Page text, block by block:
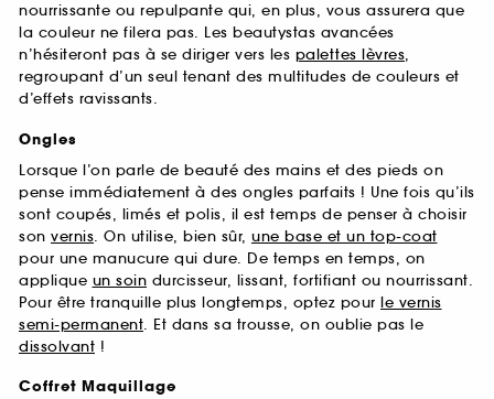
nourrissante ou repulpante qui, en plus, vous assurera que
la couleur ne filera pas. Les beautystas avancées
n’hésiteront pas à se diriger vers les palettes lèvres,
regroupant d’un seul tenant des multitudes de couleurs et
d’effets ravissants.
Ongles
Lorsque l’on parle de beauté des mains et des pieds on
pense immédiatement à des ongles parfaits ! Une fois qu’ils
sont coupés, limés et polis, il est temps de penser à choisir
son vernis. On utilise, bien sûr, une base et un top-coat
pour une manucure qui dure. De temps en temps, on
applique un soin durcisseur, lissant, fortifiant ou nourrissant.
Pour être tranquille plus longtemps, optez pour le vernis
semi-permanent. Et dans sa trousse, on oublie pas le
dissolvant !
Coffret Maquillage